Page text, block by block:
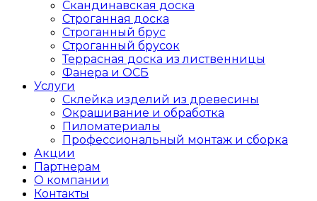
Скандинавская доска
Строганная доска
Строганный брус
Строганный брусок
Террасная доска из лиственницы
Фанера и ОСБ
Услуги
Склейка изделий из древесины
Окрашивание и обработка
Пиломатериалы
Профессиональный монтаж и сборка
Акции
Партнерам
О компании
Контакты